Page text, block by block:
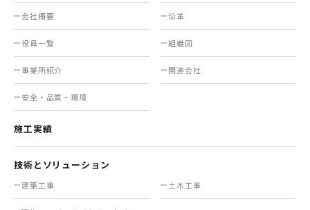
会社概要 沿革
役員一覧 組織図
事業所紹介 関連会社
安全・品質・環境
施工実績
技術とソリューション
建築工事 土木工事